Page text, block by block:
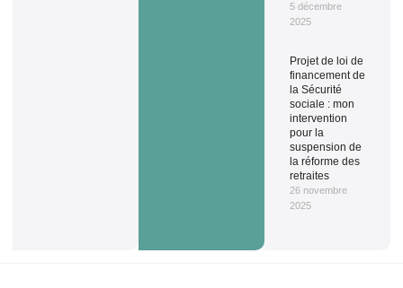
5 décembre
2025
Projet de loi de
financement de
la Sécurité
sociale : mon
intervention
pour la
suspension de
la réforme des
retraites
26 novembre
2025